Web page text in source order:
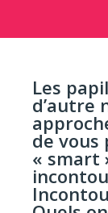
Les
d’autre
de
« smart